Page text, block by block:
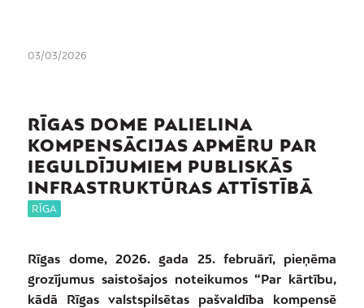
03/03/2026
RĪGAS DOME PALIELINA
KOMPENSĀCIJAS APMĒRU PAR
IEGULDĪJUMIEM PUBLISKĀS
INFRASTRUKTŪRAS ATTĪSTĪBĀ
RĪGA
Rīgas dome, 2026. gada 25. februārī, pieņēma
grozījumus saistošajos noteikumos “Par kārtību,
kādā Rīgas valstspilsētas pašvaldība kompensē